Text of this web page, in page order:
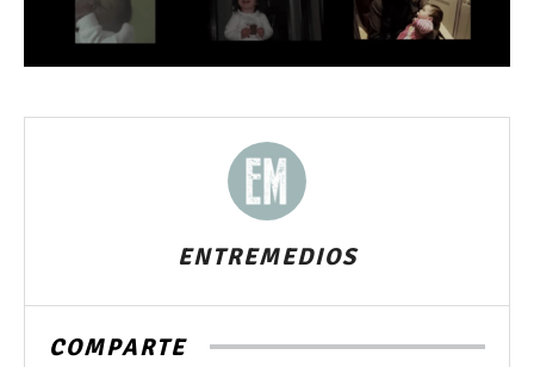
ENTREMEDIOS
COMPARTE